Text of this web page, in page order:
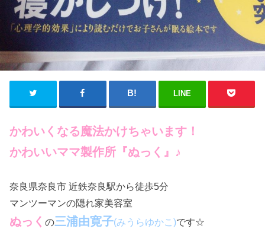
LINE
かわいくなる魔法かけちゃいます！
かわいいママ製作所『ぬっく』♪
奈良県奈良市 近鉄奈良駅から徒歩5分
マンツーマンの隠れ家美容室
ぬっくの三浦由寛子(みうらゆかこ)です☆